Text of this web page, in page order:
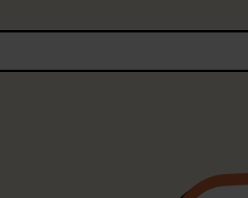
T'es un vrai
Connecte-toipour POUTZ ta